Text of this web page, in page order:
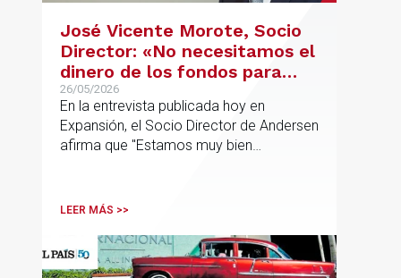
José Vicente Morote, Socio
Director: «No necesitamos el
dinero de los fondos para
desarrollar nuestro
proyecto»
26/05/2026
En la entrevista publicada hoy en
Expansión, el Socio Director de Andersen
afirma que "Estamos muy bien
tenemos y ese es el modelo que vamos
LEER MÁS >>